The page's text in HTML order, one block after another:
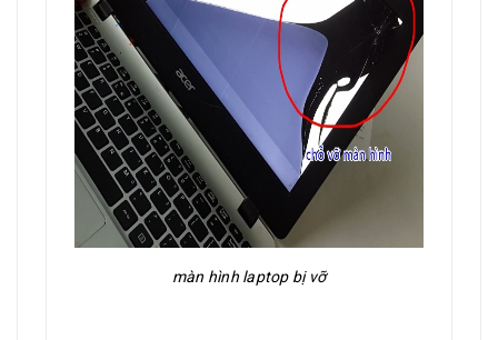
màn hình laptop bị vỡ